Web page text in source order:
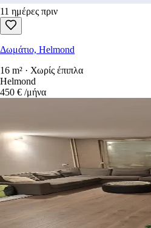
11 ημέρες πριν
Δωμάτιο, Helmond
16 m² · Χωρίς έπιπλα
Helmond
450 € /μήνα